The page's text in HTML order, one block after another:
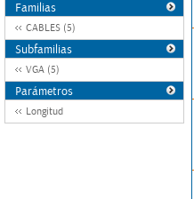
Familias
CABLES (5)
Subfamilias
VGA (5)
Parámetros
Longitud